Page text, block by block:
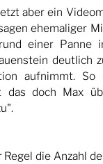
aber ein
ehemaliger
einer
deutlich
aufnimmt. So
das doch Max
Regel die Anzahl